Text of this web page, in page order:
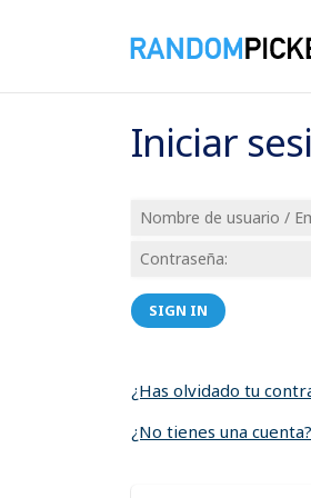
Iniciar
SIGN IN
¿Has olvidado tu
¿No tienes una